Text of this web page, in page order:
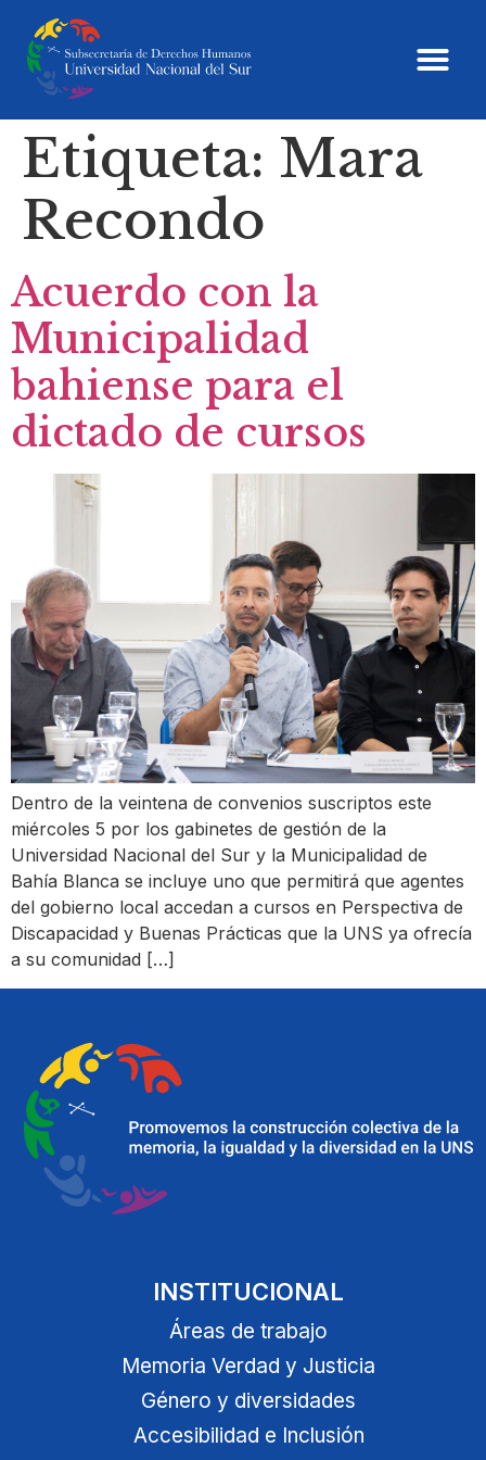
Etiqueta: Mara
Recondo
Acuerdo con la
Municipalidad
bahiense para el
dictado de cursos
Dentro de la veintena de convenios suscriptos este
miércoles 5 por los gabinetes de gestión de la
Universidad Nacional del Sur y la Municipalidad de
Bahía Blanca se incluye uno que permitirá que agentes
del gobierno local accedan a cursos en Perspectiva de
Discapacidad y Buenas Prácticas que la UNS ya ofrecía
a su comunidad […]
INSTITUCIONAL
Áreas de trabajo
Memoria Verdad y Justicia
Género y diversidades
Accesibilidad e Inclusión